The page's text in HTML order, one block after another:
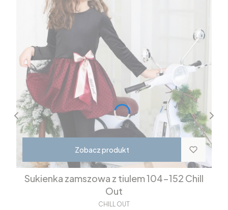
Zobacz produkt
Sukienka zamszowa z tiulem 104-152 Chill
Out
CHILL OUT